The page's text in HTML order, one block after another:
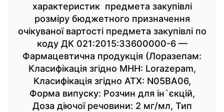
характеристик предмета закупівлі
розміру бюджетного призначення
очікуваної вартості предмета закупівлі по
коду ДК 021:2015:33600000-6 —
Фармацевтична продукція (Лоразепам:
Класифікація згідно МНН: Lorazepam,
Класифікація згідно АТХ: N05BA06,
Форма випуску: Розчин для ін`єкцій,
Доза діючої речовини: 2 мг/мл, Тип